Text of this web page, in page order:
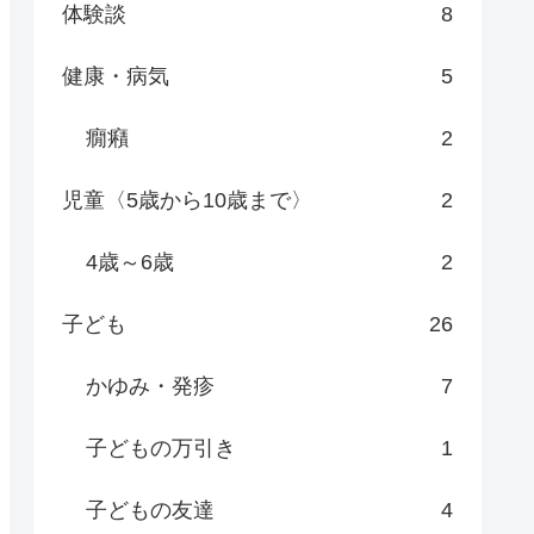
体験談 8
健康・病気 5
癇癪 2
児童〈5歳から10歳まで〉 2
4歳～6歳 2
子ども 26
かゆみ・発疹 7
子どもの万引き 1
子どもの友達 4